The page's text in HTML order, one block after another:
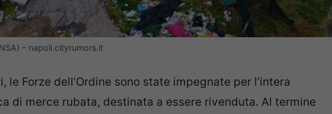
– napoli.cityrumors.it
le Forze dell’Ordine sono state impegnate per l’intera
di merce rubata, destinata a essere rivenduta. Al termine